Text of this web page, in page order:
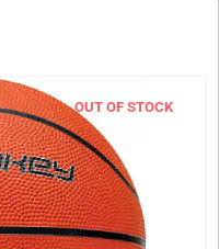
OUT OF STOCK